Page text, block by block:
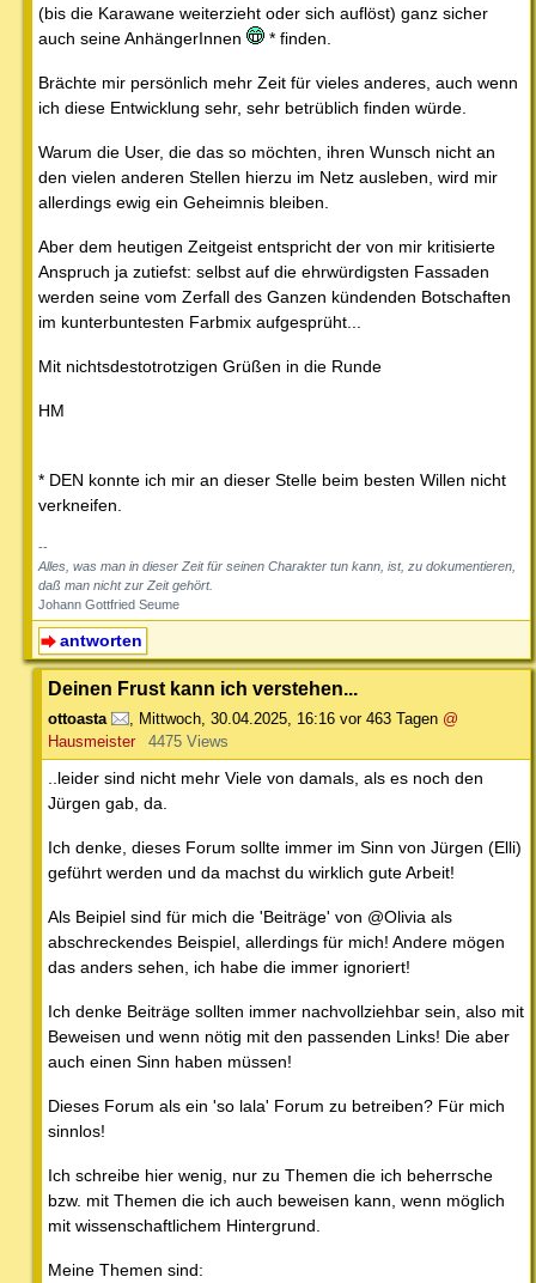
(bis die Karawane weiterzieht oder sich auflöst) ganz sicher
auch seine AnhängerInnen
* finden.
Brächte mir persönlich mehr Zeit für vieles anderes, auch wenn
ich diese Entwicklung sehr, sehr betrüblich finden würde.
Warum die User, die das so möchten, ihren Wunsch nicht an
den vielen anderen Stellen hierzu im Netz ausleben, wird mir
allerdings ewig ein Geheimnis bleiben.
Aber dem heutigen Zeitgeist entspricht der von mir kritisierte
Anspruch ja zutiefst: selbst auf die ehrwürdigsten Fassaden
werden seine vom Zerfall des Ganzen kündenden Botschaften
im kunterbuntesten Farbmix aufgesprüht...
Mit nichtsdestotrotzigen Grüßen in die Runde
HM
* DEN konnte ich mir an dieser Stelle beim besten Willen nicht
verkneifen.
--
Alles, was man in dieser Zeit für seinen Charakter tun kann, ist, zu dokumentieren,
daß man nicht zur Zeit gehört.
Johann Gottfried Seume
antworten
Deinen Frust kann ich verstehen...
ottoasta Mittwoch, 30.04.2025, 16:16 vor 463 Tagen @
Hausmeister
4475 Views
..leider sind nicht mehr Viele von damals, als es noch den
Jürgen gab, da.
Ich denke, dieses Forum sollte immer im Sinn von Jürgen (Elli)
geführt werden und da machst du wirklich gute Arbeit!
Als Beipiel sind für mich die 'Beiträge' von @Olivia als
abschreckendes Beispiel, allerdings für mich! Andere mögen
das anders sehen, ich habe die immer ignoriert!
Ich denke Beiträge sollten immer nachvollziehbar sein, also mit
Beweisen und wenn nötig mit den passenden Links! Die aber
auch einen Sinn haben müssen!
Dieses Forum als ein 'so lala' Forum zu betreiben? Für mich
sinnlos!
Ich schreibe hier wenig, nur zu Themen die ich beherrsche
bzw. mit Themen die ich auch beweisen kann, wenn möglich
mit wissenschaftlichem Hintergrund.
Meine Themen sind: